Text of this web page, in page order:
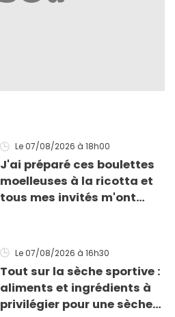
Le 07/08/2026 à 18h00
J'ai préparé ces boulettes
moelleuses à la ricotta et
tous mes invités m'ont
Le 07/08/2026 à 16h30
Tout sur la sèche sportive :
aliments et ingrédients à
privilégier pour une sèche